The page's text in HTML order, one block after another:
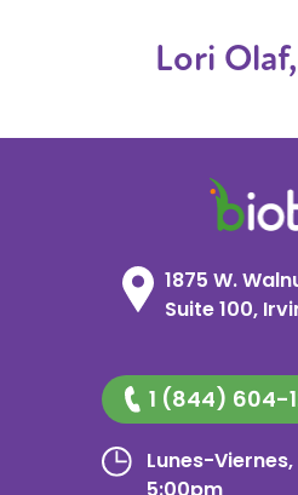
Lori
1875 W.
Suite 100,
1 (844) 604-
Lunes-